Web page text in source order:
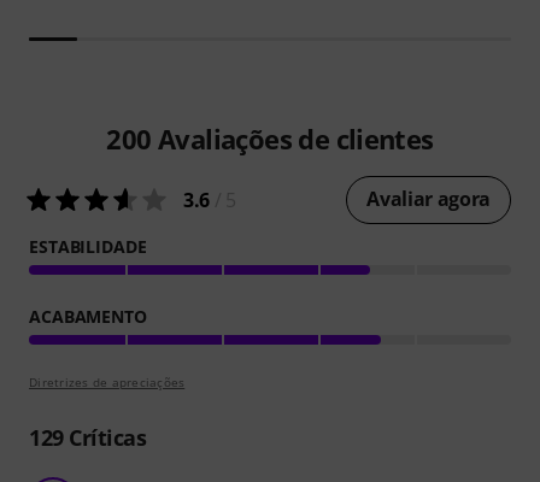
200 Avaliações de clientes
3.6 Avaliar agora
ESTABILIDADE
ACABAMENTO
Diretrizes de apreciações
129Críticas